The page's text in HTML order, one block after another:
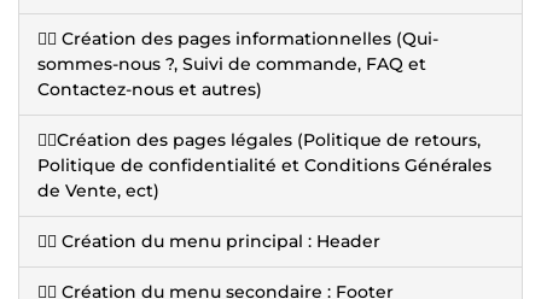
👉🏽 Création des pages informationnelles (Qui-
sommes-nous ?, Suivi de commande, FAQ et
Contactez-nous et autres)
👉🏽Création des pages légales (Politique de retours,
Politique de confidentialité et Conditions Générales
de Vente, ect)
👉🏽 Création du menu principal : Header
👉🏽 Création du menu secondaire : Footer